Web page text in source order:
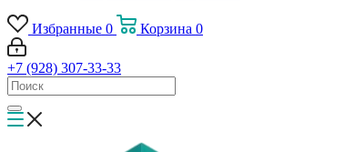
Избранные 0 Корзина 0
+7 (928) 307-33-33